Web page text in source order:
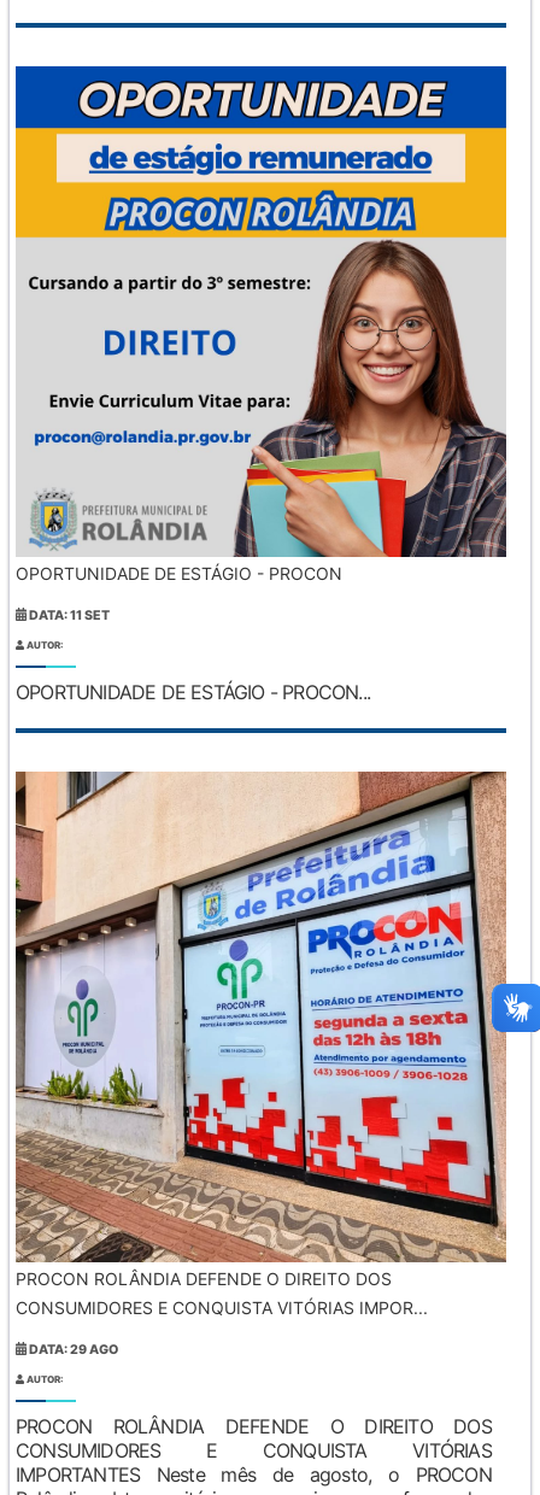
OPORTUNIDADE DE ESTÁGIO - PROCON
DATA: 11 SET
AUTOR:
OPORTUNIDADE DE ESTÁGIO - PROCON...
PROCON ROLÂNDIA DEFENDE O DIREITO DOS
CONSUMIDORES E CONQUISTA VITÓRIAS IMPOR...
DATA: 29 AGO
AUTOR:
PROCON ROLÂNDIA DEFENDE O DIREITO DOS
CONSUMIDORES E CONQUISTA VITÓRIAS
IMPORTANTES Neste mês de agosto, o PROCON